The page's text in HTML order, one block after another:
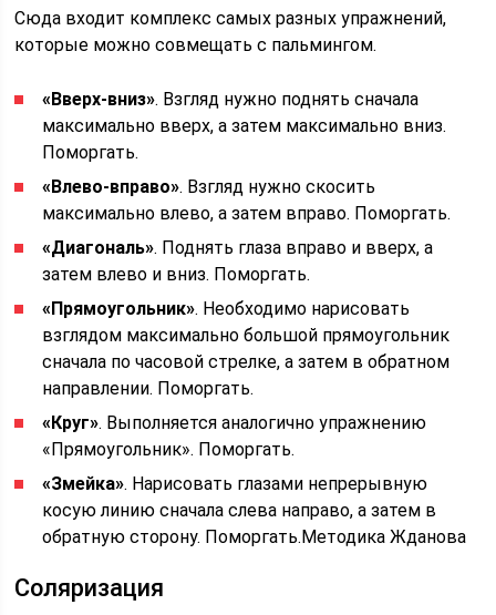
Сюда входит комплекс самых разных упражнений,
которые можно совмещать с пальмингом.
«Вверх-вниз». Взгляд нужно поднять сначала
максимально вверх, а затем максимально вниз.
Поморгать.
«Влево-вправо». Взгляд нужно скосить
максимально влево, а затем вправо. Поморгать.
«Диагональ». Поднять глаза вправо и вверх, а
затем влево и вниз. Поморгать.
«Прямоугольник». Необходимо нарисовать
взглядом максимально большой прямоугольник
сначала по часовой стрелке, а затем в обратном
направлении. Поморгать.
«Круг». Выполняется аналогично упражнению
«Прямоугольник». Поморгать.
«Змейка». Нарисовать глазами непрерывную
косую линию сначала слева направо, а затем в
обратную сторону. Поморгать.Методика Жданова
Соляризация